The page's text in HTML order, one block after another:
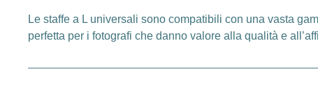
Le staffe a L universali sono compatibili con una vasta
perfetta per i fotografi che danno valore alla qualità e